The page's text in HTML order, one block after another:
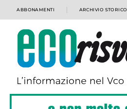
ABBONAMENTI ARCHIVIO STORICO